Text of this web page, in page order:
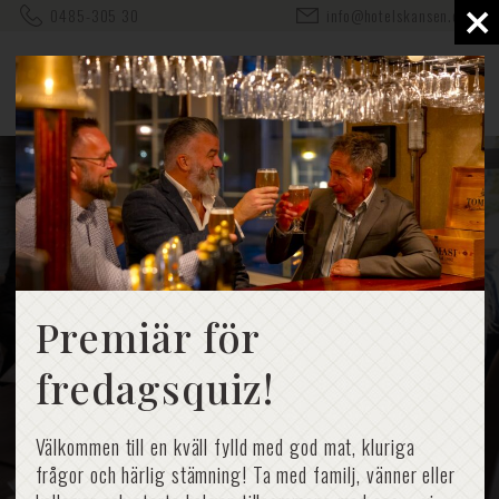
Premiär för
fredagsquiz!
Välkommen till en kväll fylld med god mat, kluriga
frågor och härlig stämning! Ta med familj, vänner eller
info@hotelskansen.com
Lunch